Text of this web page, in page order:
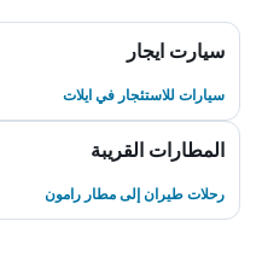
سيارت ايجار
سيارات للاستئجار في ايلات
المطارات القريبة
رحلات طيران إلى مطار رامون